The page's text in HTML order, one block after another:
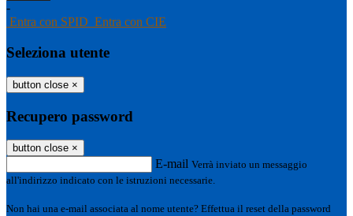
-
Entra con SPID Entra con CIE
Seleziona utente
button close ×
Recupero password
button close ×
E-mail Verrà inviato un messaggio
all'indirizzo indicato con le istruzioni necessarie.
Non hai una e-mail associata al nome utente? Effettua il reset della password